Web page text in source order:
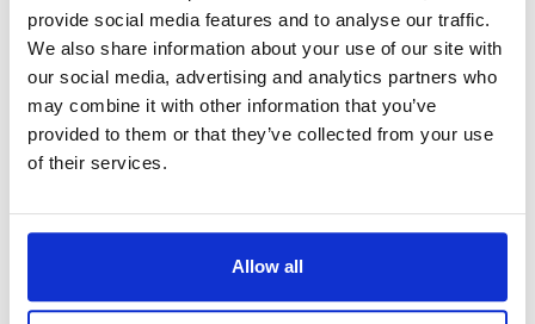
provide social media features and to analyse our traffic.
We also share information about your use of our site with
our social media, advertising and analytics partners who
may combine it with other information that you’ve
provided to them or that they’ve collected from your use
of their services.
Allow all
Praca kierowcy autobusu w Niemczech u prywatnych
operatorów może zapewnić nieco wyższe wynagrodzenie
początkowe, ale pakiet świadczeń może się znacznie różnić.
Te stanowiska mogą oferować premie uzależnione od
wyników lub bonusy, chociaż mogą mieć mniejsze
bezpieczeństwo zatrudnienia niż prace w sektorze
Kierowcy z sektora prywatnego mają o 8% niższą pensję
brutto niż ich koledzy z sektora publicznego: